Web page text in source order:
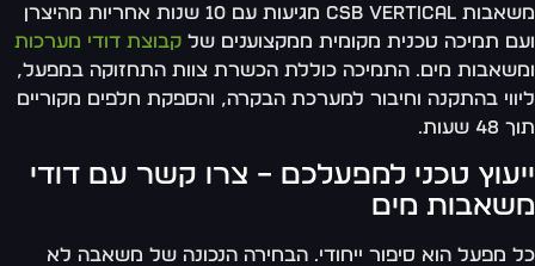
משאבות CSB Vertical מגיעות עם 10 שנות אחריות מהיצרן
תמיכה טכנית מקומית ממקצוענים שלקבוצת דודי מערכות
מים. התמיכה כוללת הכשרת צוות התחזוקה במפעל,
בהתקנה וחיבור למערכת הבקרה, והספקת חלפים מקוריים
שעות.
טכני למפעלכם – צרו קשר עם דודי
מים
מפעל הוא סיפור ייחודי. הבחירה הנכונה של משאבה לא